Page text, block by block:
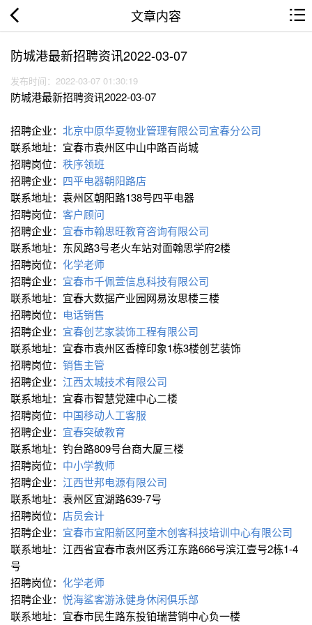
文章内容
防城港最新招聘资讯2022-03-07
发布时间：2022-03-07 01:30:19
防城港最新招聘资讯2022-03-07
招聘企业： 北京中原华夏物业管理有限公司宜春分公司
联系地址：宜春市袁州区中山中路百尚城
招聘岗位： 秩序领班
招聘企业： 四平电器朝阳路店
联系地址：袁州区朝阳路138号四平电器
招聘岗位： 客户顾问
招聘企业： 宜春市翰思旺教育咨询有限公司
联系地址：东风路3号老火车站对面翰思学府2楼
招聘岗位： 化学老师
招聘企业： 宜春市千佩萱信息科技有限公司
联系地址：宜春大数据产业园网易汝思楼三楼
招聘岗位： 电话销售
招聘企业： 宜春创艺家装饰工程有限公司
联系地址：宜春市袁州区香樟印象1栋3楼创艺装饰
招聘岗位： 销售主管
招聘企业： 江西太城技术有限公司
联系地址：宜春市智慧党建中心二楼
招聘岗位： 中国移动人工客服
招聘企业： 宜春突破教育
联系地址：钓台路809号台商大厦三楼
招聘岗位： 中小学教师
招聘企业： 江西世邦电源有限公司
联系地址：袁州区宜湖路639-7号
招聘岗位： 店员会计
招聘企业： 宜春市宜阳新区阿童木创客科技培训中心有限公司
联系地址：江西省宜春市袁州区秀江东路666号滨江壹号2栋1-4
号
招聘岗位： 化学老师
招聘企业： 悦海鲨客游泳健身休闲俱乐部
联系地址：宜春市民生路东投铂瑞营销中心负一楼